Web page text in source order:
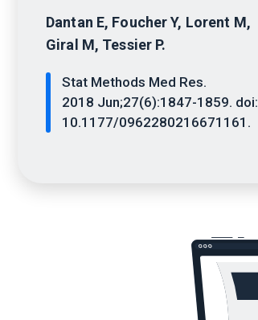
Dantan E, Foucher Y, Lorent M,
Giral M, Tessier P.
Stat Methods Med Res.
2018 Jun;27(6):1847-1859. doi:
10.1177/0962280216671161.